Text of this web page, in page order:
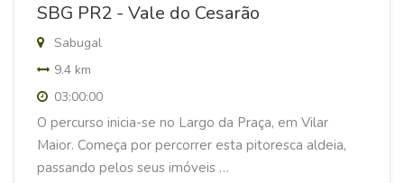
SBG PR2 - Vale do Cesarão
Sabugal
9.4 km
03:00:00
O percurso inicia-se no Largo da Praça, em Vilar
Maior. Começa por percorrer esta pitoresca aldeia,
passando pelos seus imóveis …